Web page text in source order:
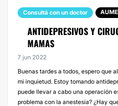
Consultá con un doctor
ANTIDEPRESIVOS Y
MAMAS
7 jun 2022
Buenas tardes a todos, espero que
mi inquietud. Estoy tomando
puede llevar a cabo una operación
problema con la anestesia? ¿Hay